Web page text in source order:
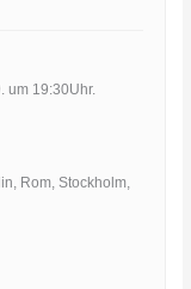
um 19:30Uhr.
Rom, Stockholm,